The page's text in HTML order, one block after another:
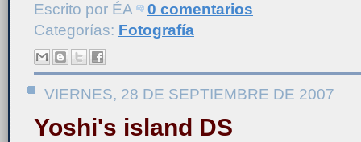
Escrito por ÉA
0 comentarios
Categorías: Fotografía
VIERNES, 28 DE SEPTIEMBRE DE 2007
Yoshi's island DS